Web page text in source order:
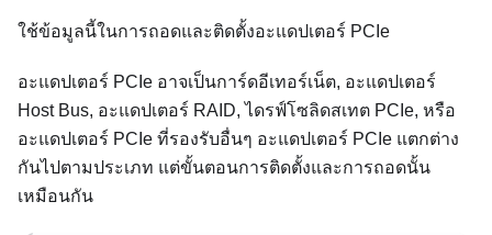
ใช้ข้อมูลนี้ในการถอดและติดตั้งอะแดปเตอร์ PCIe
อะแดปเตอร์ PCIe อาจเป็นการ์ดอีเทอร์เน็ต, อะแดปเตอร์
Host Bus, อะแดปเตอร์ RAID, ไดรฟ์โซลิดสเทต PCIe, หรือ
อะแดปเตอร์ PCIe ที่รองรับอื่นๆ อะแดปเตอร์ PCIe แตกต่าง
กันไปตามประเภท แต่ขั้นตอนการติดตั้งและการถอดนั้น
เหมือนกัน